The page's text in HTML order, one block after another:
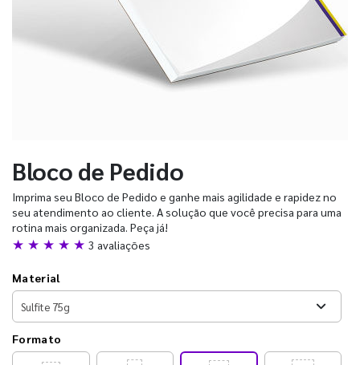
Bloco de Pedido
Imprima seu Bloco de Pedido e ganhe mais agilidade e rapidez no
seu atendimento ao cliente. A solução que você precisa para uma
rotina mais organizada. Peça já!
★ ★ ★ ★ ★ 3 avaliações
Material
Formato